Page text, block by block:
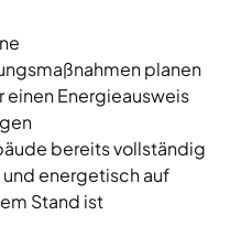
planen
einen Energieausweis
bereits vollständig
und energetisch auf
Stand ist